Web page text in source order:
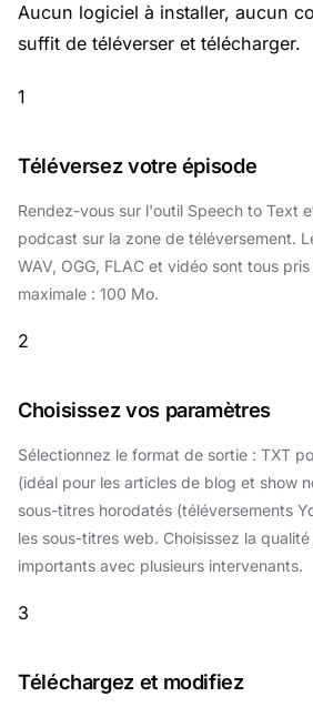
Aucun logiciel à installer, aucun
suffit de téléverser et télécharger.
1
Téléversez votre épisode
Rendez-vous sur l'outil Speech to Text
podcast sur la zone de téléversement.
WAV, OGG, FLAC et vidéo sont tous
maximale : 100 Mo.
2
Choisissez vos paramètres
Sélectionnez le format de sortie : TXT
(idéal pour les articles de blog et show
sous-titres horodatés (téléversements
les sous-titres web. Choisissez la
importants avec plusieurs intervenants.
3
Téléchargez et modifiez